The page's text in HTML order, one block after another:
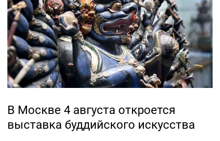
В Москве 4 августа откроется
выставка буддийского искусства